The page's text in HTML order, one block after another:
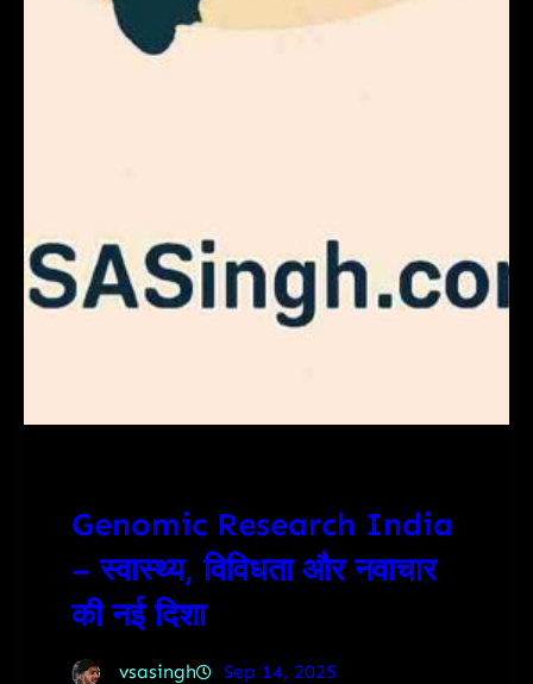
Genomic Research India
– स्वास्थ्य, विविधता और नवाचार
की नई दिशा
vsasingh Sep 14, 2025